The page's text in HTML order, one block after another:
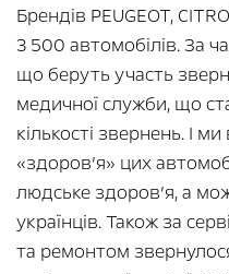
Брендів PEUGEOT,
3 500 автомобілів. За
що беруть участь
медичної служби, що
кількості звернень. І
«здоров’я» цих
людське здоров’я, а
українців. Також за
та ремонтом